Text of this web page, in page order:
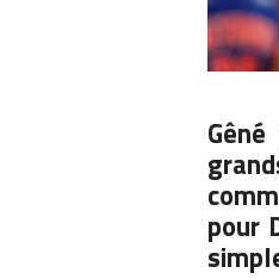
pour